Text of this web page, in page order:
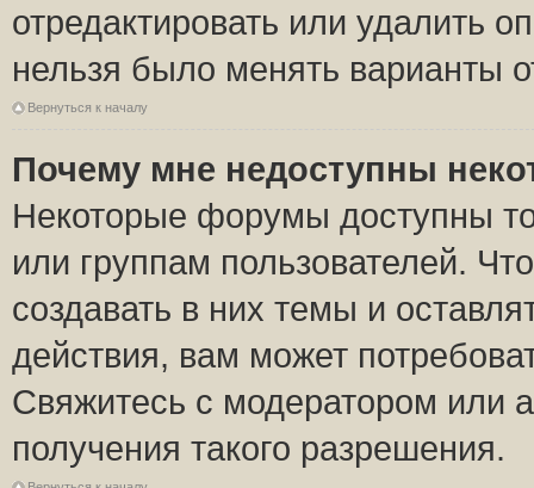
отредактировать или удалить
нельзя было менять варианты
Вернуться к началу
Почему мне недоступны
Некоторые форумы доступны
или группам пользователей.
создавать в них темы и
действия, вам может
Свяжитесь с модератором или
получения такого разрешения.